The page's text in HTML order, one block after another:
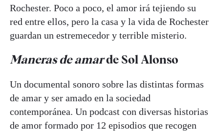
Rochester. Poco a poco, el amor irá tejiendo su
red entre ellos, pero la casa y la vida de Rochester
guardan un estremecedor y terrible misterio.
Maneras de amarde Sol Alonso
Un documental sonoro sobre las distintas formas
de amar y ser amado en la sociedad
contemporánea. Un podcast con diversas historias
de amor formado por 12 episodios que recogen